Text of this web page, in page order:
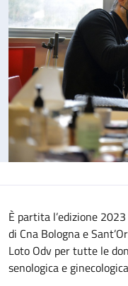
È partita l’edizione
di Cna Bologna e
Loto Odv per tutte le
senologica e